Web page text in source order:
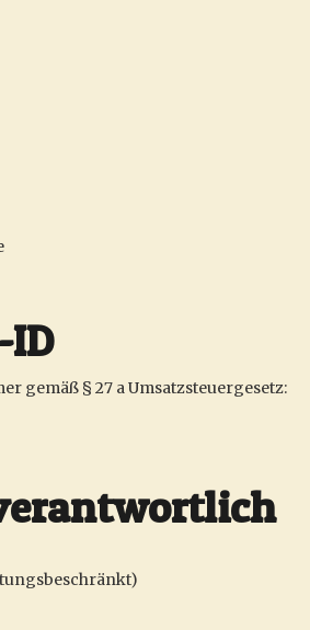
gemäß § 27 a Umsatzsteuergesetz: